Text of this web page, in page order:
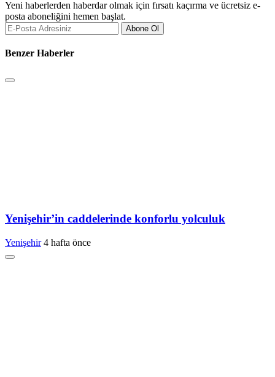
Yeni haberlerden haberdar olmak için fırsatı kaçırma ve ücretsiz e-
posta aboneliğini hemen başlat.
Abone Ol
Benzer Haberler
Yenişehir’in caddelerinde konforlu yolculuk
Yenişehir 4 hafta önce